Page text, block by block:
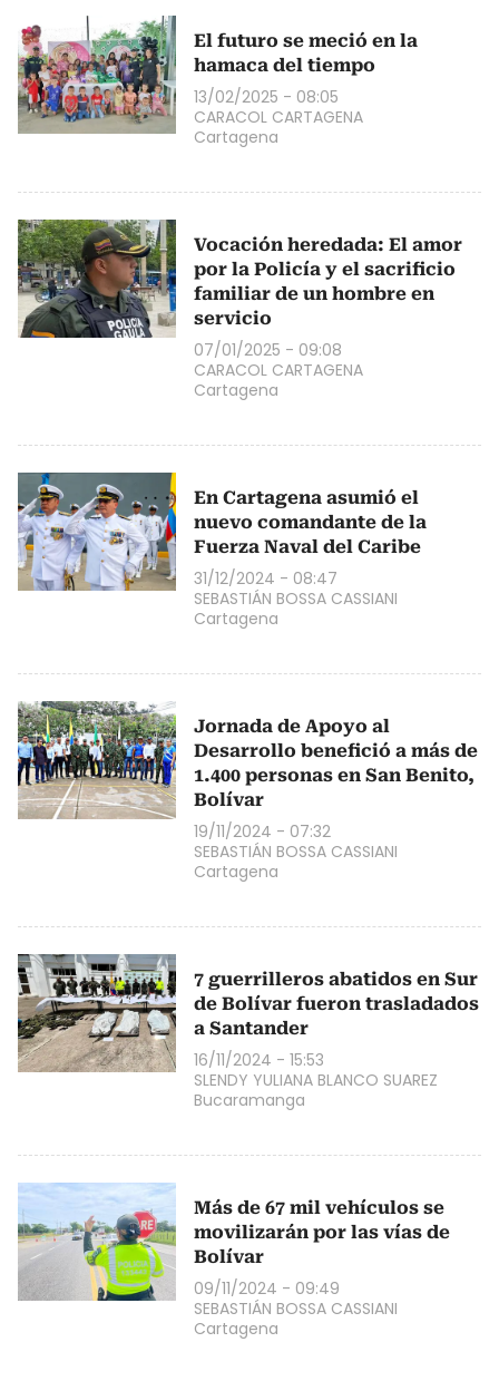
El futuro se meció en la
hamaca del tiempo
13/02/2025 - 08:05
CARACOL CARTAGENA
Cartagena
Vocación heredada: El amor
por la Policía y el sacrificio
familiar de un hombre en
servicio
07/01/2025 - 09:08
CARACOL CARTAGENA
Cartagena
En Cartagena asumió el
nuevo comandante de la
Fuerza Naval del Caribe
31/12/2024 - 08:47
SEBASTIÁN BOSSA CASSIANI
Cartagena
Jornada de Apoyo al
Desarrollo benefició a más de
1.400 personas en San Benito,
Bolívar
19/11/2024 - 07:32
SEBASTIÁN BOSSA CASSIANI
Cartagena
7 guerrilleros abatidos en Sur
de Bolívar fueron trasladados
a Santander
16/11/2024 - 15:53
SLENDY YULIANA BLANCO SUAREZ
Bucaramanga
Más de 67 mil vehículos se
movilizarán por las vías de
Bolívar
09/11/2024 - 09:49
SEBASTIÁN BOSSA CASSIANI
Cartagena